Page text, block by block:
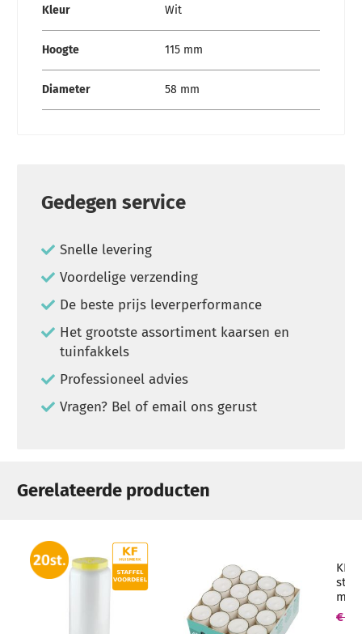
Kleur Wit
Hoogte 115 mm
Diameter 58 mm
Gedegen service
Snelle levering
Voordelige verzending
De beste prijs leverperformance
Het grootste assortiment kaarsen en
tuinfakkels
Professioneel advies
Vragen? Bel of email ons gerust
Gerelateerde producten
KF
mm
€